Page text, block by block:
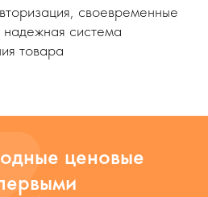
своевременные
надежная система
товара
ценовые